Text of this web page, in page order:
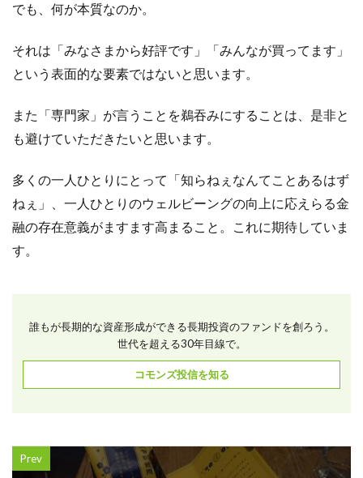
でも、何が本質なのか。
それは「みなさまから好評です」「みんなが買ってます」
という表面的な要素ではないと思います。
また「専門家」が言うことを鵜吞みにすることは、是非と
も避けていただきたいと思います。
多くの一人ひとりにとって「知らねぇなんてことあるはず
ねぇ」、一人ひとりのウェルビーングの向上に応えらる金
融の存在意義がますます高まること。これに期待していま
す。
誰もが長期的な資産形成ができる長期投資のファンドを創ろう。
世代を超える30年目線で。
コモンズ投信を知る
Prev